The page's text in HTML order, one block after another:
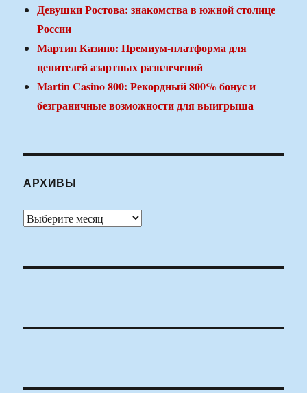
Девушки Ростова: знакомства в южной столице
России
Мартин Казино: Премиум-платформа для
ценителей азартных развлечений
Martin Casino 800: Рекордный 800% бонус и
безграничные возможности для выигрыша
АРХИВЫ
Архивы